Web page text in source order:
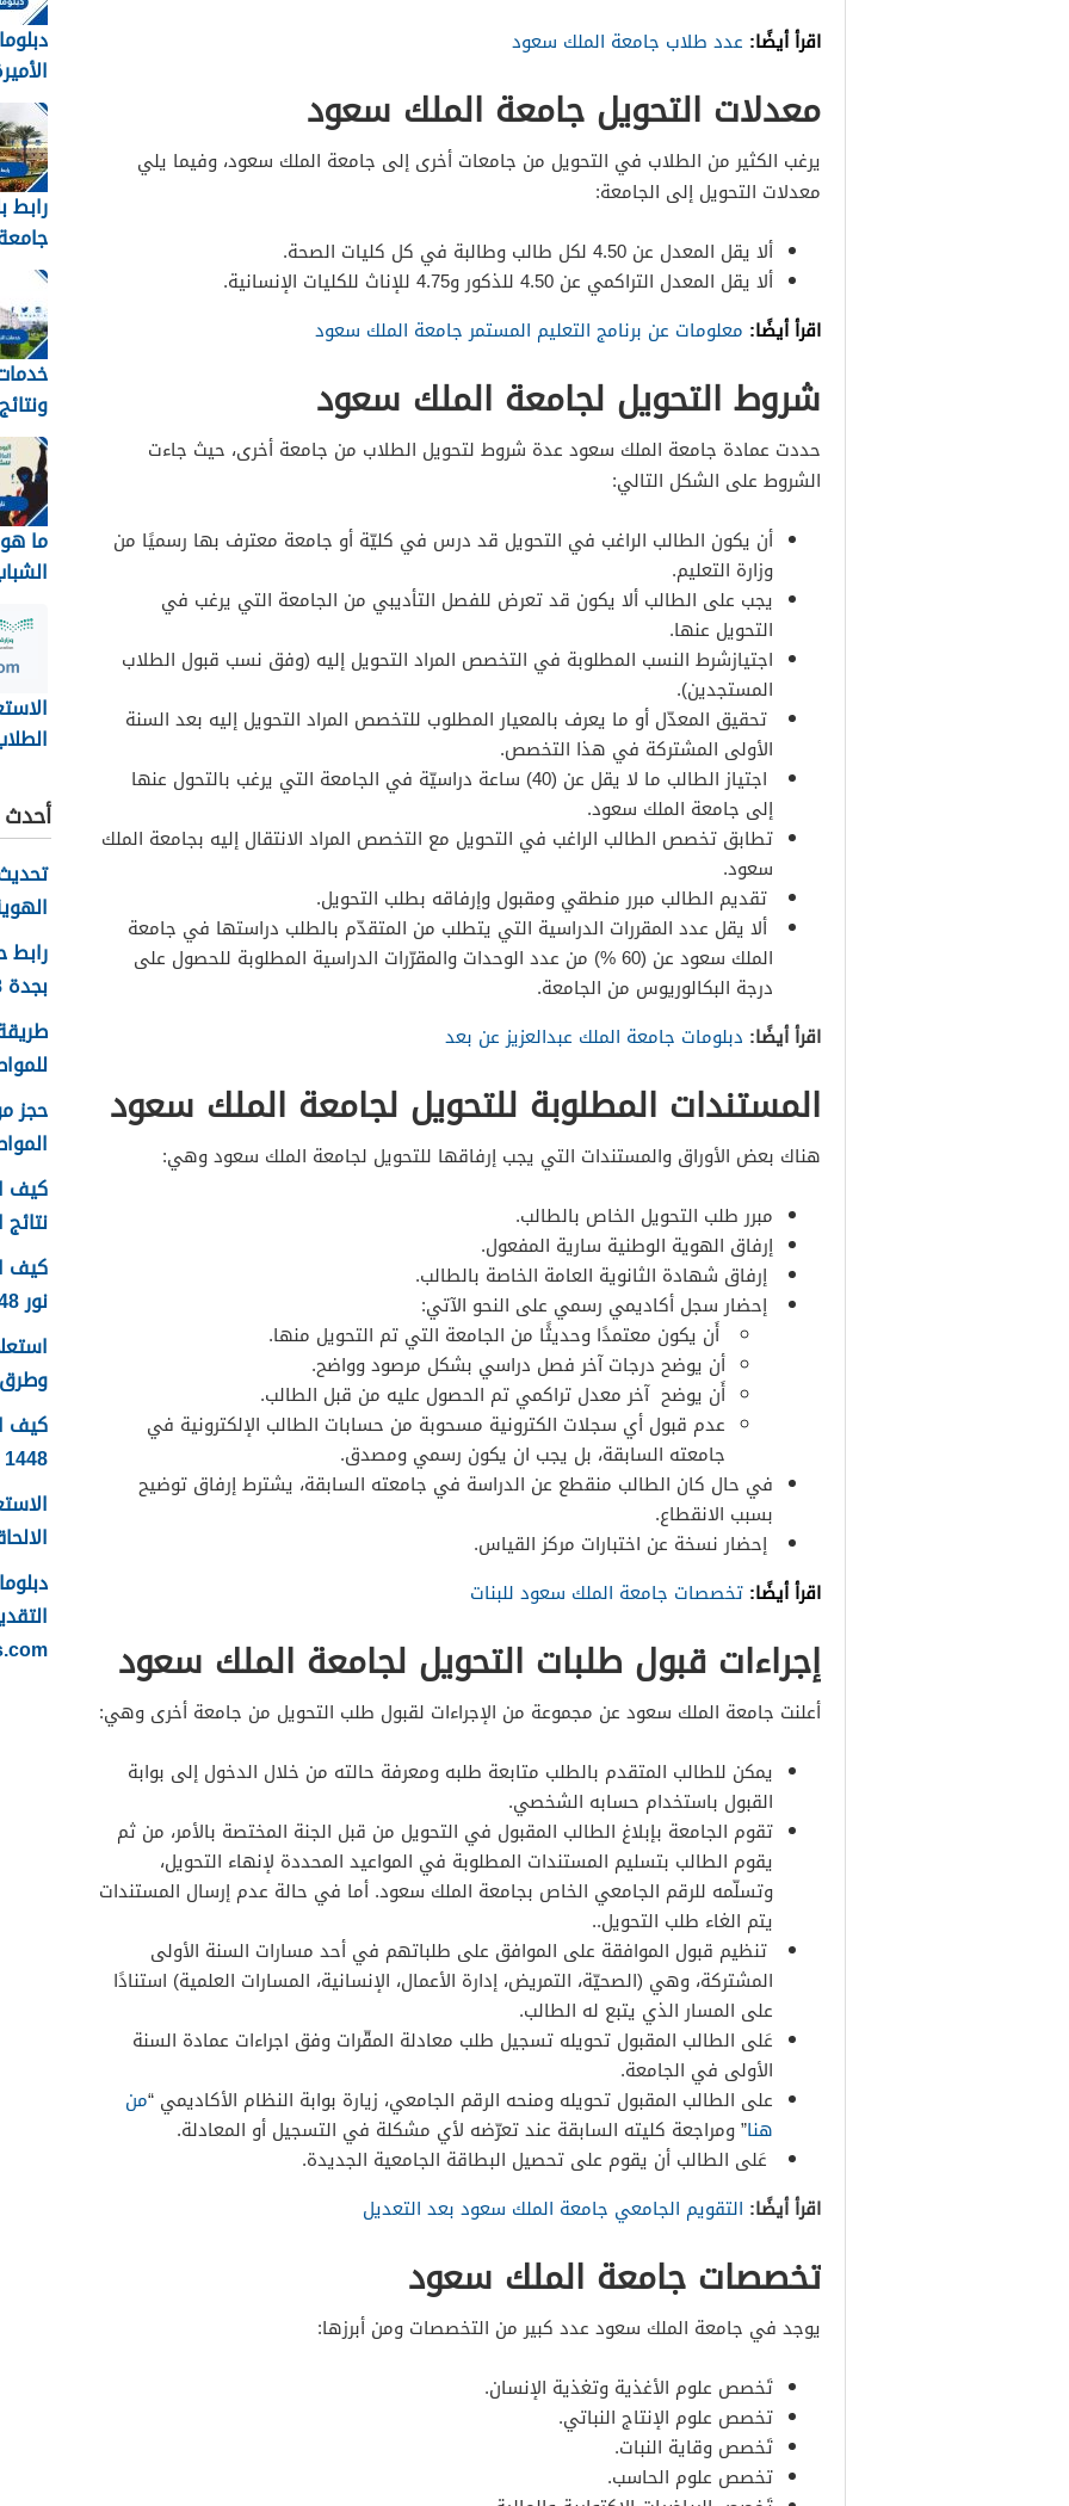
اقرأ أيضًا: عدد طلاب جامعة الملك سعود
معدلات التحويل جامعة الملك سعود
يرغب الكثير من الطلاب في التحويل من جامعات أخرى إلى جامعة الملك سعود، وفيما يلي
معدلات التحويل إلى الجامعة:
ألا يقل المعدل عن 4.50 لكل طالب وطالبة في كل كليات الصحة.
ألا يقل المعدل التراكمي عن 4.50 للذكور و4.75 للإناث للكليات الإنسانية.
اقرأ أيضًا: معلومات عن برنامج التعليم المستمر جامعة الملك سعود
شروط التحويل لجامعة الملك سعود
حددت عمادة جامعة الملك سعود عدة شروط لتحويل الطلاب من جامعة أخرى، حيث جاءت
الشروط على الشكل التالي:
أن يكون الطالب الراغب في التحويل قد درس في كليّة أو جامعة معترف بها رسميًا من
وزارة التعليم.
يجب على الطالب ألا يكون قد تعرض للفصل التأديبي من الجامعة التي يرغب في
التحويل عنها.
اجتيازشرط النسب المطلوبة في التخصص المراد التحويل إليه (وفق نسب قبول الطلاب
المستجدين).
تحقيق المعدّل أو ما يعرف بالمعيار المطلوب للتخصص المراد التحويل إليه بعد السنة
الأولى المشتركة في هذا التخصص.
اجتياز الطالب ما لا يقل عن (40) ساعة دراسيّة في الجامعة التي يرغب بالتحول عنها
إلى جامعة الملك سعود.
تطابق تخصص الطالب الراغب في التحويل مع التخصص المراد الانتقال إليه بجامعة الملك
سعود.
تقديم الطالب مبرر منطقي ومقبول وإرفاقه بطلب التحويل.
ألا يقل عدد المقررات الدراسية التي يتطلب من المتقدّم بالطلب دراستها في جامعة
الملك سعود عن (60 %) من عدد الوحدات والمقرّرات الدراسية المطلوبة للحصول على
درجة البكالوريوس من الجامعة.
اقرأ أيضًا: دبلومات جامعة الملك عبدالعزيز عن بعد
المستندات المطلوبة للتحويل لجامعة الملك سعود
هناك بعض الأوراق والمستندات التي يجب إرفاقها للتحويل لجامعة الملك سعود وهي:
مبرر طلب التحويل الخاص بالطالب.
إرفاق الهوية الوطنية سارية المفعول.
إرفاق شهادة الثانوية العامة الخاصة بالطالب.
إحضار سجل أكاديمي رسمي على النحو الآتي:
أَن يكون معتمدًا وحديثًا من الجامعة التي تم التحويل منها.
أن يوضح درجات آخر فصل دراسي بشكل مرصود وواضح.
أَن يوضح آخر معدل تراكمي تم الحصول عليه من قبل الطالب.
عدم قبول أي سجلات الكترونية مسحوبة من حسابات الطالب الإلكترونية في
جامعته السابقة، بل يجب ان يكون رسمي ومصدق.
في حال كان الطالب منقطع عن الدراسة في جامعته السابقة، يشترط إرفاق توضيح
بسبب الانقطاع.
إحضار نسخة عن اختبارات مركز القياس.
اقرأ أيضًا: تخصصات جامعة الملك سعود للبنات
إجراءات قبول طلبات التحويل لجامعة الملك سعود
أعلنت جامعة الملك سعود عن مجموعة من الإجراءات لقبول طلب التحويل من جامعة أخرى وهي:
يمكن للطالب المتقدم بالطلب متابعة طلبه ومعرفة حالته من خلال الدخول إلى بوابة
القبول باستخدام حسابه الشخصي.
تقوم الجامعة بإبلاغ الطالب المقبول في التحويل من قبل الجنة المختصة بالأمر، من ثم
يقوم الطالب بتسليم المستندات المطلوبة في المواعيد المحددة لإنهاء التحويل،
وتسلّمه للرقم الجامعي الخاص بجامعة الملك سعود. أما في حالة عدم إرسال المستندات
يتم الغاء طلب التحويل..
تنظيم قبول الموافقة على الموافق على طلباتهم في أحد مسارات السنة الأولى
المشتركة، وهي (الصحيّة، التمريض، إدارة الأعمال، الإنسانية، المسارات العلمية) استنادًا
على المسار الذي يتبع له الطالب.
عَلى الطالب المقبول تحويله تسجيل طلب معادلة المقّرات وفق اجراءات عمادة السنة
الأولى في الجامعة.
على الطالب المقبول تحويله ومنحه الرقم الجامعي، زيارة بوابة النظام الأكاديمي “من
هنا” ومراجعة كليته السابقة عند تعرّضه لأي مشكلة في التسجيل أو المعادلة.
عَلى الطالب أن يقوم على تحصيل البطاقة الجامعية الجديدة.
اقرأ أيضًا: التقويم الجامعي جامعة الملك سعود بعد التعديل
تخصصات جامعة الملك سعود
يوجد في جامعة الملك سعود عدد كبير من التخصصات ومن أبرزها:
تَخصص علوم الأغذية وتغذية الإنسان.
تخصص علوم الإنتاج النباتي.
تَخصص وقاية النبات.
تخصص علوم الحاسب.
رابط
kau
1448
ما
نظام
أحدث
الهوية 1448
بجدة 1448
كيف
نتائج
كيف
نور 1448
كيف
1448